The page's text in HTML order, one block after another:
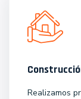
Realizamos